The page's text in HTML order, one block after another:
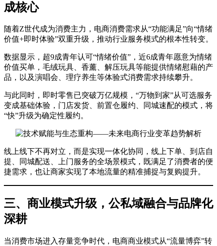
成核心
随着Z世代成为消费主力，电商消费需求从“功能满足”向“情绪
价值+即时体验”双重升级，推动行业服务模式的根本性转变。
数据显示，超9成青年认可“情绪价值”，近6成青年愿意为情绪
价值买单，毛绒玩具、香薰、解压玩具等能提供情绪慰藉的产
品，以及演唱会、理疗养生等体验式消费需求持续攀升。
与此同时，即时零售已突破万亿规模，“万物到家”从可选服务
变成基础体验，门店发货、前置仓履约、同城速配的模式，将
“快”升级为确定性履约。
线上线下不再对立，而是实现一体化协同，线上下单、到店自
提、同城配送、上门服务的全场景模式，既满足了消费者的便
捷需求，也让商家实现了本地流量的精准捕捉与复购提升。
三、商业模式升级，公私域融合与品牌化
深耕
当消费市场进入存量竞争时代，电商商业模式从“流量博弈”转